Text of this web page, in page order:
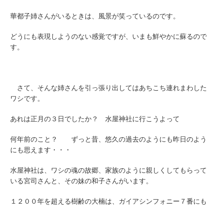
華都子姉さんがいるときは、風景が笑っているのです。
どうにも表現しようのない感覚ですが、いまも鮮やかに蘇るので
す。
さて、そんな姉さんを引っ張り出してはあちこち連れまわした
ワシです。
あれは正月の３日でしたか？ 水屋神社に行こう よって
何年前のこと？ ずっと昔、悠久の過去のようにも昨日のよう
にも思えます・・・
水屋神社は、ワシの魂の故郷、家族のように親しくしてもらって
いる宮司さんと、その妹の和子さんがいます。
１２００年を超える樹齢の大楠は、ガイアシンフォニー７番にも